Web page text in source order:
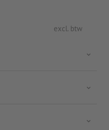
excl. btw